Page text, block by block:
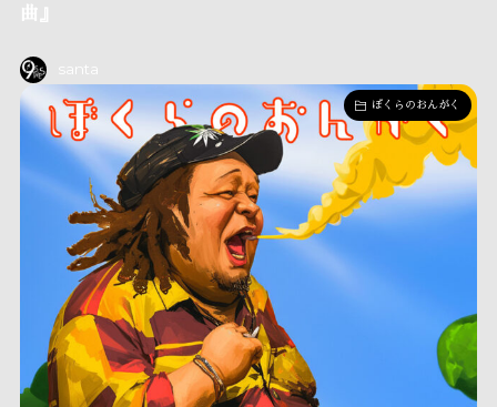
曲』
santa
ぼくらのおんがく